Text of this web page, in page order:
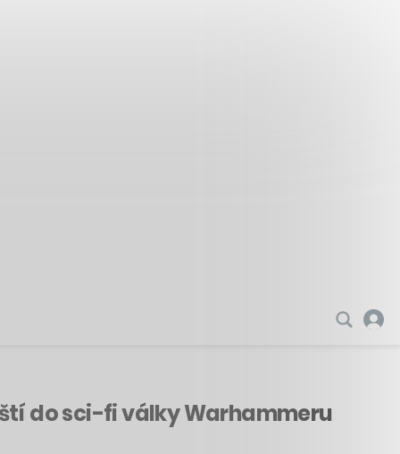
do sci-fi války Warhammeru